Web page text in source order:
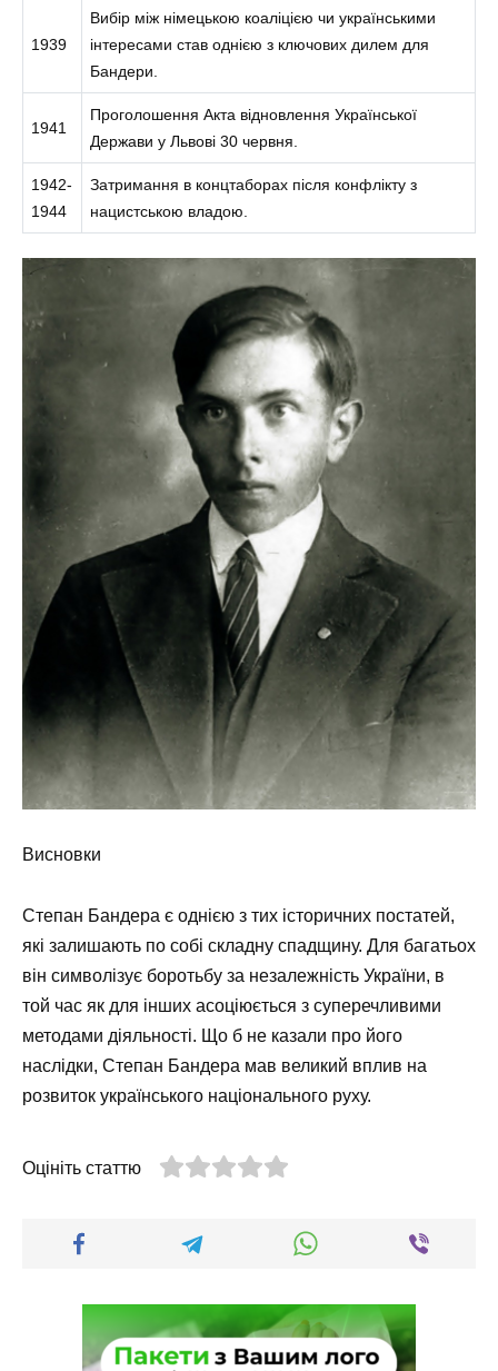
1939
Вибір між німецькою коаліцією чи українськими
інтересами став однією з ключових дилем для
Бандери.
1941
Проголошення Акта відновлення Української
Держави у Львові 30 червня.
1942-
1944
Затримання в концтаборах після конфлікту з
нацистською владою.
Висновки
Степан Бандера є однією з тих історичних постатей,
які залишають по собі складну спадщину. Для багатьох
він символізує боротьбу за незалежність України, в
той час як для інших асоціюється з суперечливими
методами діяльності. Що б не казали про його
наслідки, Степан Бандера мав великий вплив на
розвиток українського національного руху.
Оцініть статтю